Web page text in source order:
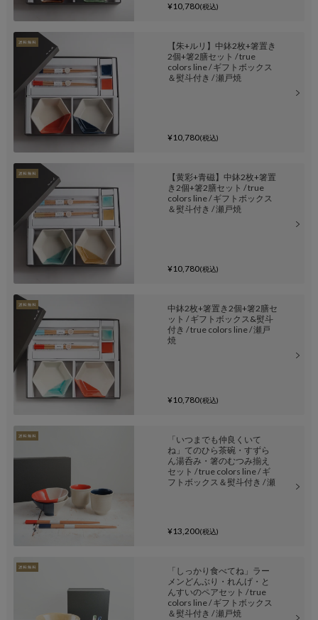
¥10,780(税込)
【朱+ルリ】中鉢2枚+箸置き
2個+箸2膳セット / true
colors line / ギフトボックス
＆熨斗付き / 瀬戸焼
¥10,780(税込)
【黄彩+青磁】中鉢2枚+箸置
き2個+箸2膳セット / true
colors line / ギフトボックス
＆熨斗付き / 瀬戸焼
¥10,780(税込)
中鉢2枚+箸置き2個+箸2膳セ
ット / ギフトボックス&熨斗
付き / true colors line / 瀬戸
焼
¥10,780(税込)
「いつまでも仲良くいて
ね」てのひら茶碗・すずら
ん湯呑み・箸のむつみ揃え
セット / true colors line / ギ
フトボックス＆熨斗付き / 瀬
¥13,200(税込)
「しっかり食べてね」ラー
メンどんぶり・れんげ・と
んすいのペアセット / true
colors line / ギフトボックス
＆熨斗付き / 瀬戸焼